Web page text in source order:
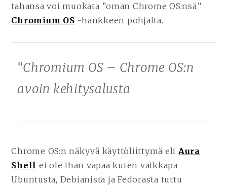
tahansa voi muokata ”oman Chrome OS:nsä”
Chromium OS -hankkeen pohjalta.
“Chromium OS – Chrome OS:n
avoin kehitysalusta
Chrome OS:n näkyvä käyttöliittymä eli Aura
Shell ei ole ihan vapaa kuten vaikkapa
Ubuntusta, Debianista ja Fedorasta tuttu